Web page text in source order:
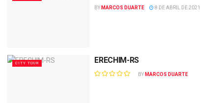
BY MARCOS DUARTE 8 DE ABRIL DE 2021
CITY TOUR ERECHIM-RS
BY MARCOS DUARTE